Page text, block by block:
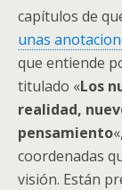
capítulos de
unas
que entiende
titulado «Los
realidad,
pensamiento
coordenadas
visión. Están